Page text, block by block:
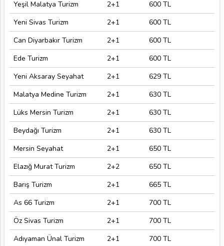
Yeşil Malatya Turizm
2+1
600 TL
Yeni Sivas Turizm
2+1
600 TL
Can Diyarbakır Turizm
2+1
600 TL
Ede Turizm
2+1
600 TL
Yeni Aksaray Seyahat
2+1
629 TL
Malatya Medine Turizm
2+1
630 TL
Lüks Mersin Turizm
2+1
630 TL
Beydağı Turizm
2+1
630 TL
Mersin Seyahat
2+1
650 TL
Elazığ Murat Turizm
2+2
650 TL
Barış Turizm
2+1
665 TL
As 66 Turizm
2+1
700 TL
Öz Sivas Turizm
2+1
700 TL
Adıyaman Ünal Turizm
2+1
700 TL